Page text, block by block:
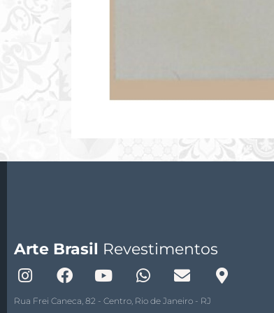
Arte Brasil Revestimentos
Rua Frei Caneca, 82 - Centro, Rio de Janeiro - RJ